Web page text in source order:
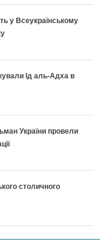
у Всеукраїнському
Ід аль-Адха в
України провели
столичного